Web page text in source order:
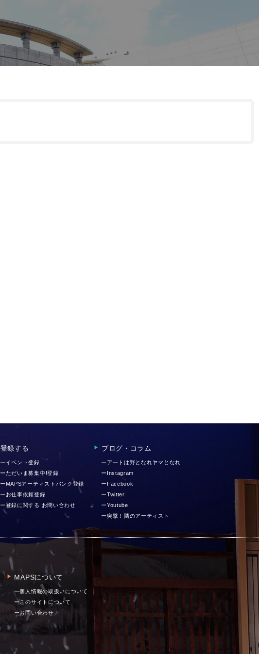
登録する
ーイベント登録
ーただいま募集中!登録
ーMAPSアーティストバンク登録
ーお仕事依頼登録
ー登録に関する お問い合わせ
▶︎ ブログ・コラム
ーアートは野となれヤマとなれ
ーInstagram
ーFacebook
ーTwitter
ーYoutube
ー突撃！隣のアーティスト
▶︎ MAPSについて
ー個人情報の取扱いについて
ーこのサイトについて
ーお問い合わせ